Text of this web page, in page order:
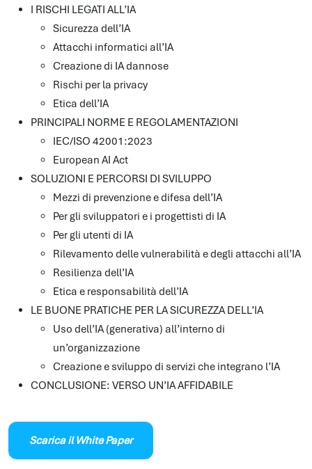
I RISCHI LEGATI ALL’IA
Sicurezza dell’IA
Attacchi informatici all’IA
Creazione di IA dannose
Rischi per la privacy
Etica dell’IA
PRINCIPALI NORME E REGOLAMENTAZIONI
IEC/ISO 42001:2023
European AI Act
SOLUZIONI E PERCORSI DI SVILUPPO
Mezzi di prevenzione e difesa dell’IA
Per gli sviluppatori e i progettisti di IA
Per gli utenti di IA
Rilevamento delle vulnerabilità e degli attacchi all’IA
Resilienza dell’IA
Etica e responsabilità dell’IA
LE BUONE PRATICHE PER LA SICUREZZA DELL’IA
Uso dell’IA (generativa) all’interno di
un’organizzazione
Creazione e sviluppo di servizi che integrano l’IA
CONCLUSIONE: VERSO UN’IA AFFIDABILE
Scarica il White Paper